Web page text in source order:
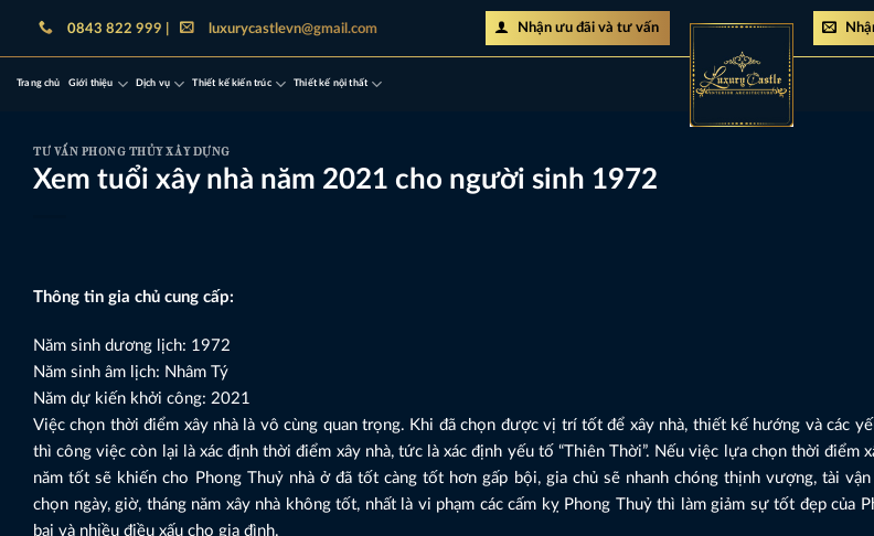
dung
0843 822 999 | luxurycastlevn@gmail.com Nhận ưu đãi và tư vấn
Trang chủ Giới thiệu Dịch vụ Thiết kế kiến trúc Thiết kế nội thất
TƯ VẤN PHONG THỦY XÂY DỰNG
Xem tuổi xây nhà năm 2021 cho người sinh 1972
Thông tin gia chủ cung cấp:
Năm sinh dương lịch: 1972
Năm sinh âm lịch: Nhâm Tý
Năm dự kiến khởi công: 2021
Việc chọn thời điểm xây nhà là vô cùng quan trọng. Khi đã chọn được vị trí tốt để xây nhà, thiết kế hướng và các
thì công việc còn lại là xác định thời điểm xây nhà, tức là xác định yếu tố “Thiên Thời”. Nếu việc lựa chọn thời điểm
năm tốt sẽ khiến cho Phong Thuỷ nhà ở đã tốt càng tốt hơn gấp bội, gia chủ sẽ nhanh chóng thịnh vượng, tài
chọn ngày, giờ, tháng năm xây nhà không tốt, nhất là vi phạm các cấm kỵ Phong Thuỷ thì làm giảm sự tốt đẹp của
bại và nhiều điều xấu cho gia đình.